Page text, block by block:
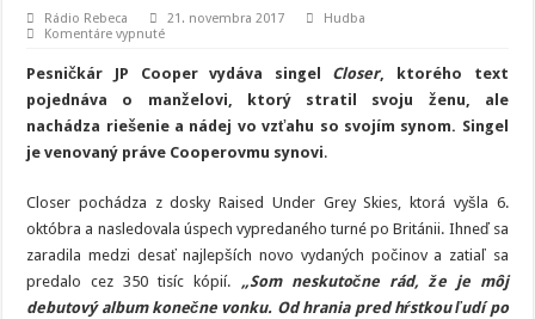
Rádio Rebeca 21. novembra 2017
Hudba
Komentáre vypnuténa
Cooper
vydal
album
ponúka
singel
Pesničkár JP Cooper vydáva singel Closer, ktorého text
pojednáva o manželovi, ktorý stratil svoju ženu, ale
nachádza riešenie a nádej vo vzťahu so svojím synom. Singel
je venovaný práve Cooperovmu synovi.
Closer pochádza z dosky Raised Under Grey Skies, ktorá vyšla 6.
októbra a nasledovala úspech vypredaného turné po Británii. Ihneď sa
zaradila medzi desať najlepších novo vydaných počinov a zatiaľ sa
predalo cez 350 tisíc kópií. „Som neskutočne rád, že je môj
debutový album konečne vonku. Od hrania pred hŕstkou ľudí po